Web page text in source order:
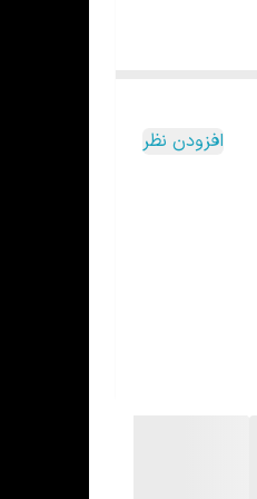
افزودن نظر